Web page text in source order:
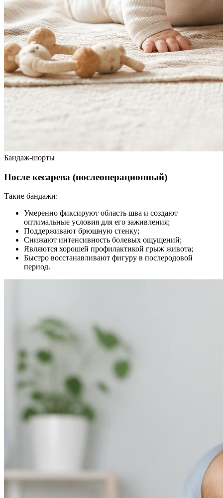
Бандаж-шорты
После кесарева (послеоперационный)
Такие бандажи:
Умеренно фиксируют область шва и создают
оптимальные условия для его заживления;
Поддерживают брюшную стенку;
Снижают интенсивность болевых ощущений;
Являются хорошей профилактикой грыж живота;
Быстро восстанавливают фигуру в послеродовой
период.